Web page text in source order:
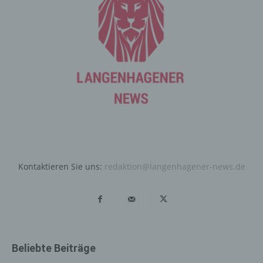
Kontaktieren Sie uns: redaktion@langenhagener-news.de
Beliebte Beiträge
Bei der Nutzung dieser allgemeinen Daten und
Informationen ziehen wird keine Rückschlüsse auf die
betroffene Person. Diese Informationen werden vielmehr
benötigt, um (1) die Inhalte unserer Internetseite korrekt
auszuliefern, (2) die Inhalte unserer Internetseite sowie
die Werbung für diese zu optimieren, (3) die dauerhafte
notwendigen Informationen bereitzustellen. Diese
Ziel ausgewertet, den Datenschutz und die
sicherzustellen. Die anonymen Daten der Server-Logfiles